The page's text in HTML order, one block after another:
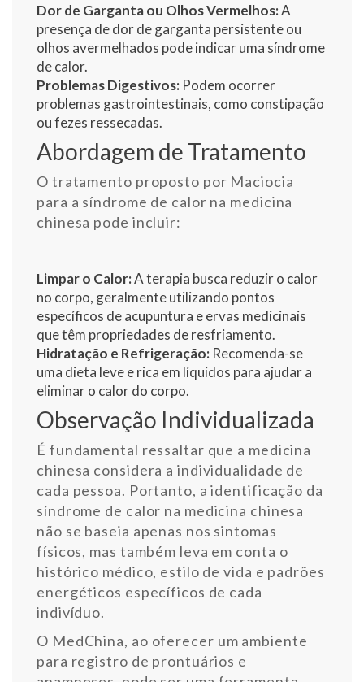
Dor de Garganta ou Olhos Vermelhos:A
presença de dor de garganta persistente ou
olhos avermelhados pode indicar uma síndrome
de calor.
Problemas Digestivos: Podem ocorrer
problemas gastrointestinais, como constipação
ou fezes ressecadas.
Abordagem de Tratamento
O tratamento proposto por Maciocia
para a síndrome de calor na medicina
chinesa pode incluir:
Limpar o Calor:A terapia busca reduzir o calor
no corpo, geralmente utilizando pontos
específicos de acupuntura e ervas medicinais
que têm propriedades de resfriamento.
Hidratação e Refrigeração: Recomenda-se
uma dieta leve e rica em líquidos para ajudar a
eliminar o calor do corpo.
Observação Individualizada
É fundamental ressaltar que a medicina
chinesa considera a individualidade de
cada pessoa. Portanto, a identificação da
síndrome de calor na medicina chinesa
não se baseia apenas nos sintomas
físicos, mas também leva em conta o
histórico médico, estilo de vida e padrões
energéticos específicos de cada
indivíduo.
O MedChina, ao oferecer um ambiente
para registro de prontuários e